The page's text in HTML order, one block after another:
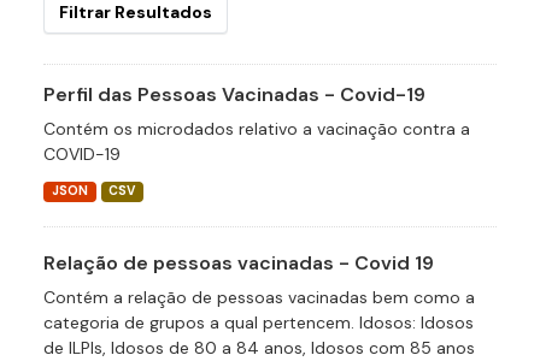
Filtrar Resultados
Perfil das Pessoas Vacinadas - Covid-19
Contém os microdados relativo a vacinação contra a
COVID-19
JSON CSV
Relação de pessoas vacinadas - Covid 19
Contém a relação de pessoas vacinadas bem como a
categoria de grupos a qual pertencem. Idosos: Idosos
de ILPIs, Idosos de 80 a 84 anos, Idosos com 85 anos